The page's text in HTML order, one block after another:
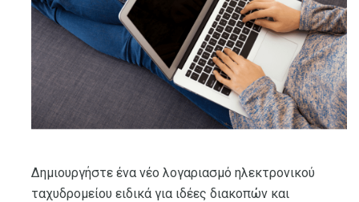
Δημιουργήστε ένα νέο λογαριασμό ηλεκτρονικού
ταχυδρομείου ειδικά για ιδέες διακοπών και